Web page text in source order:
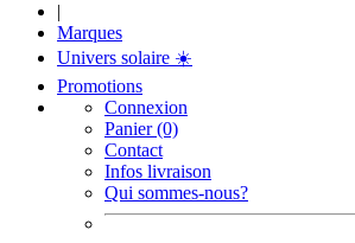
|
Marques
Univers solaire ☀️
Promotions
Connexion
Panier (0)
Contact
Infos livraison
Qui sommes-nous?